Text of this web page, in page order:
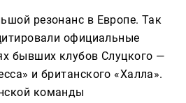
резонанс в Европе. Так
официальные
бывших клубов Слуцкого —
и британского «Халла».
команды